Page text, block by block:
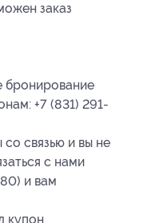
заказ
бронирование
+7 (831) 291-
связью и вы не
с нами
и вам
купон